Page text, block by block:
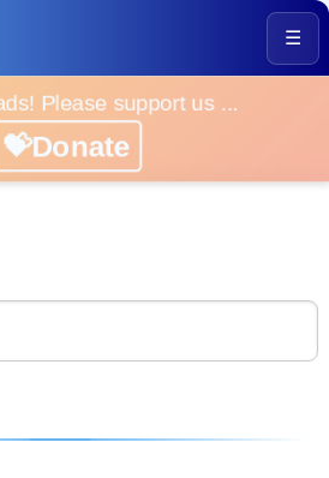
☰
Please support us ...
💝Donate